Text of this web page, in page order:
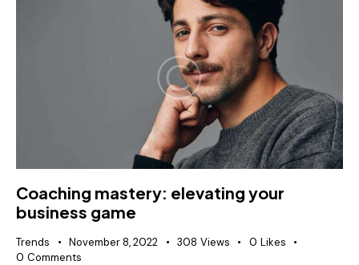
Coaching mastery: elevating your
business game
Trends November 8, 2022 308 Views 0 Likes
0 Comments